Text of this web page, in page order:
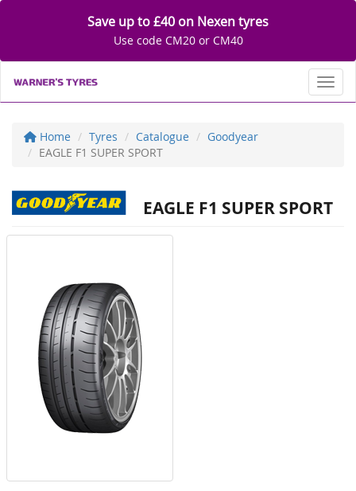
Save up to £40 on Nexen tyres
Use code CM20 or CM40
Home Tyres Catalogue
Goodyear
EAGLE F1 SUPER SPORT
EAGLE F1 SUPER SPORT